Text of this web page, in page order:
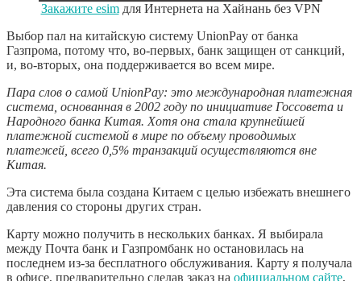
Закажите esimдля Интернета на Хайнань без VPN
Выбор пал на китайскую систему UnionPay от банка
Газпрома, потому что, во-первых, банк защищен от санкций,
и, во-вторых, она поддерживается во всем мире.
Пара слов о самой UnionPay: это международная платежная
система, основанная в 2002 году по инициативе Госсовета и
Народного банка Китая. Хотя она стала крупнейшей
платежной системой в мире по объему проводимых
платежей, всего 0,5% транзакций осуществляются вне
Китая.
Эта система была создана Китаем с целью избежать внешнего
давления со стороны других стран.
Карту можно получить в нескольких банках. Я выбирала
между Почта банк и Газпромбанк но остановилась на
последнем из-за бесплатного обслуживания. Карту я получала
в офисе, предварительно сделав заказ на официальном сайте,